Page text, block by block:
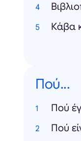
Κάβα
Πού...
Πού
Πού